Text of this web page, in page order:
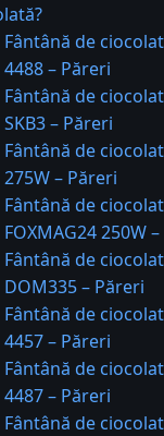
Fântână de
4488 – Păreri
Fântână de
SKB3 – Păreri
Fântână de
275W – Păreri
Fântână de
FOXMAG24 250W
Fântână de
DOM335 – Păreri
Fântână de
4457 – Păreri
Fântână de
4487 – Păreri
Fântână de